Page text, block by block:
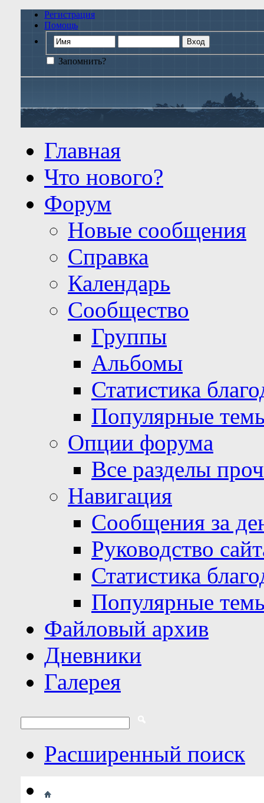
Регистрация
Помощь
Запомнить?
Главная
Что нового?
Форум
Новые сообщения
Справка
Календарь
Сообщество
Группы
Альбомы
Статистика
Популярные
Опции форума
Все разделы
Навигация
Сообщения за
Руководство
Статистика
Популярные
Файловый архив
Дневники
Галерея
Расширенный поиск